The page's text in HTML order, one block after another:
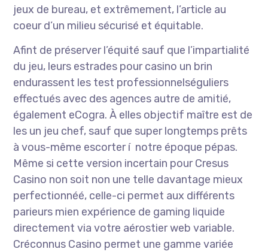
jeux de bureau, et extrêmement, l’article au
coeur d’un milieu sécurisé et équitable.
Afint de préserver l’équité sauf que l’impartialité
du jeu, leurs estrades pour casino un brin
endurassent les test professionnelséguliers
effectués avec des agences autre de amitié,
également eCogra. À elles objectif maître est de
les un jeu chef, sauf que super longtemps prêts
à vous-même escorter í notre époque pépas.
Même si cette version incertain pour Cresus
Casino non soit non une telle davantage mieux
perfectionnéé, celle-ci permet aux différents
parieurs mien expérience de gaming liquide
directement via votre aérostier web variable.
Créconnus Casino permet une gamme variée